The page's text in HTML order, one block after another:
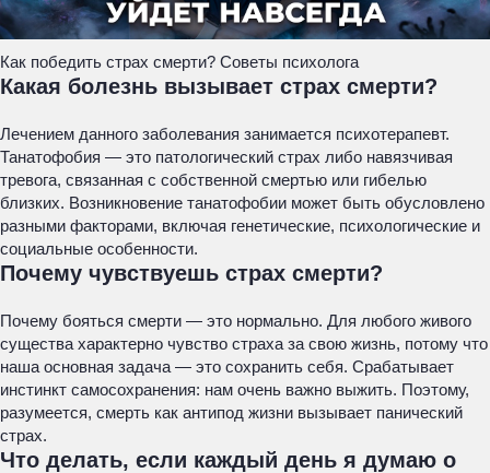
Как победить страх смерти? Советы психолога
Какая болезнь вызывает страх смерти?
Лечением данного заболевания занимается психотерапевт.
Танатофобия — это патологический страх либо навязчивая
тревога, связанная с собственной смертью или гибелью
близких. Возникновение танатофобии может быть обусловлено
разными факторами, включая генетические, психологические и
социальные особенности.
Почему чувствуешь страх смерти?
Почему бояться смерти — это нормально. Для любого живого
существа характерно чувство страха за свою жизнь, потому что
наша основная задача — это сохранить себя. Срабатывает
инстинкт самосохранения: нам очень важно выжить. Поэтому,
разумеется, смерть как антипод жизни вызывает панический
страх.
Что делать, если каждый день я думаю о